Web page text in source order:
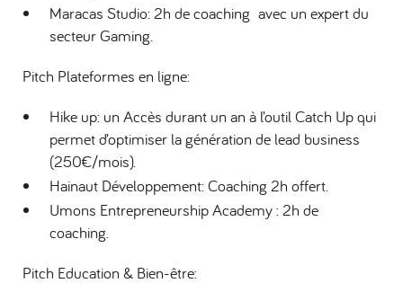
Maracas Studio: 2h de coaching avec un expert du
secteur Gaming.
Pitch Plateformes en ligne:
Hike up: un Accès durant un an à l’outil Catch Up qui
permet d’optimiser la génération de lead business
(250€/mois).
Hainaut Développement: Coaching 2h offert.
Umons Entrepreneurship Academy : 2h de
coaching.
Pitch Education & Bien-être: